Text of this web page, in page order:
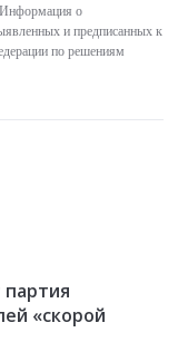
о
и предписанных к
по решениям
«скорой